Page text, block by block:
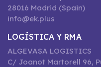
28016 Madrid (Spain)
info@ek.plus
LOGÍSTICA Y RMA
ALGEVASA LOGISTICS
C/ Joanot Martorell 96,